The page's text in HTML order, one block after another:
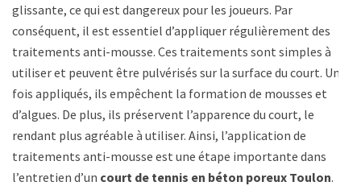
glissante, ce qui est dangereux pour les joueurs. Par
conséquent, il est essentiel d’appliquer régulièrement des
traitements anti-mousse. Ces traitements sont simples à
utiliser et peuvent être pulvérisés sur la surface du court. Une
fois appliqués, ils empêchent la formation de mousses et
d’algues. De plus, ils préservent l’apparence du court, le
rendant plus agréable à utiliser. Ainsi, l’application de
traitements anti-mousse est une étape importante dans
l’entretien d’un court de tennis en béton poreux Toulon.